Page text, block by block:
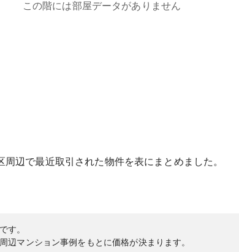
この階には部屋データがありません
周辺で最近取引された物件を表にまとめました。
す。
辺マンション事例をもとに価格が決まります。